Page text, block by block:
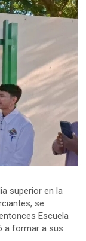
superior en la
se
Escuela
a formar a sus